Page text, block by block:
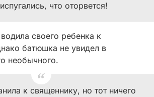
что оторвется!
своего ребенка к
батюшка не увидел в
необычного.
к священнику, но тот ничего